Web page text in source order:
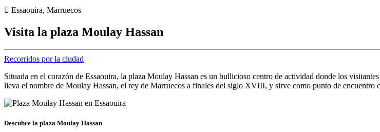
Essaouira, Marruecos
Visita la plaza Moulay Hassan
Recorridos por la ciudad
Situada en el corazón de Essaouira, la plaza Moulay Hassan es un bullicioso centro de actividad donde los
lleva el nombre de Moulay Hassan, el rey de Marruecos a finales del siglo XVIII, y sirve como punto de encuentro
Descubre la plaza Moulay Hassan